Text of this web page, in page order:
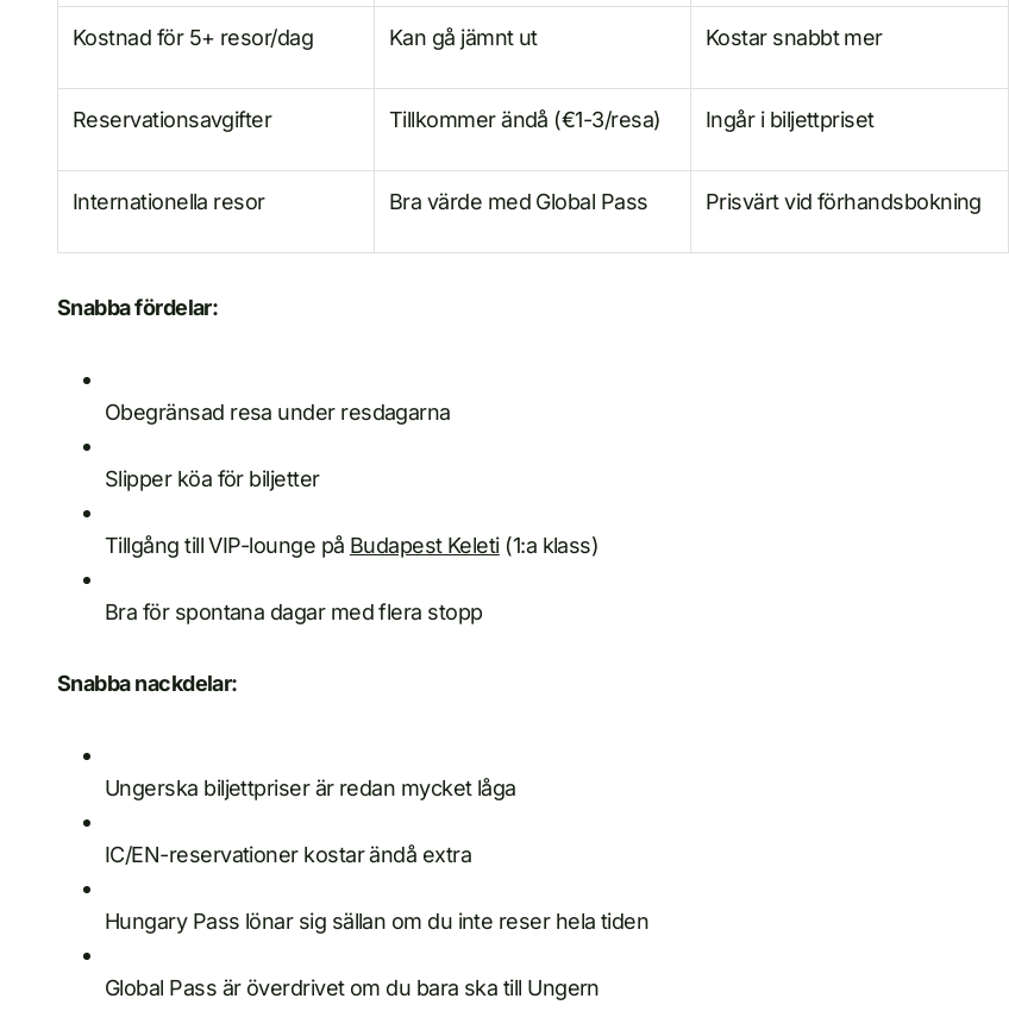
Kostnad för 5+ resor/dag Kan gå jämnt ut Kostar snabbt mer
Reservationsavgifter Tillkommer ändå (€1-3/resa) Ingår i biljettpriset
Internationella resor Bra värde med Global Pass Prisvärt vid förhandsbokning
Snabba fördelar:
Obegränsad resa under resdagarna
Slipper köa för biljetter
Tillgång till VIP-lounge på Budapest Keleti(1:a klass)
Bra för spontana dagar med flera stopp
Snabba nackdelar:
Ungerska biljettpriser är redan mycket låga
IC/EN-reservationer kostar ändå extra
Hungary Pass lönar sig sällan om du inte reser hela tiden
Global Pass är överdrivet om du bara ska till Ungern